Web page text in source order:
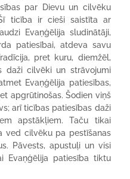
par Dievu un cilvēku
ticība ir cieši saistīta ar
Evaņģēlija sludinātāji,
patiesībai, atdeva savu
pret kuru, diemžēl,
daži cilvēki un strāvojumi
Evaņģēlija patiesības,
apgrūtinošas. Šodien viņš
arī ticības patiesības daži
apstākļiem. Taču tikai
ved cilvēku pa pestīšanas
Pāvests, apustuļi un visi
Evaņģēlija patiesība tiktu